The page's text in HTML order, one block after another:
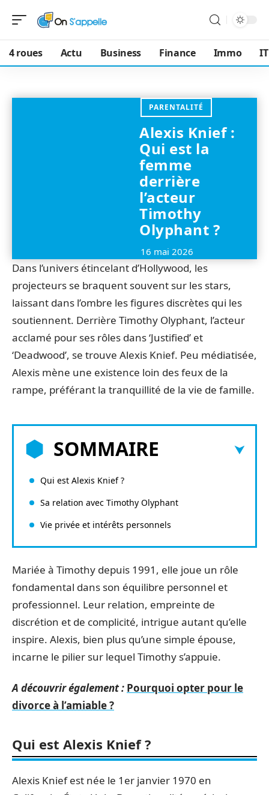
4 roues Actu Business Finance Immo IT
PARENTALITÉ
Alexis Knief :
Qui est la
femme
derrière
l’acteur
Timothy
Olyphant ?
16 mai 2026
Dans l’univers étincelant d’Hollywood, les
projecteurs se braquent souvent sur les stars,
laissant dans l’ombre les figures discrètes qui les
soutiennent. Derrière Timothy Olyphant, l’acteur
acclamé pour ses rôles dans ‘Justified’ et
‘Deadwood’, se trouve Alexis Knief. Peu médiatisée,
Alexis mène une existence loin des feux de la
rampe, préférant la tranquillité de la vie de famille.
SOMMAIRE
Qui est Alexis Knief ?
Sa relation avec Timothy Olyphant
Vie privée et intérêts personnels
Mariée à Timothy depuis 1991, elle joue un rôle
fondamental dans son équilibre personnel et
professionnel. Leur relation, empreinte de
discrétion et de complicité, intrigue autant qu’elle
inspire. Alexis, bien plus qu’une simple épouse,
incarne le pilier sur lequel Timothy s’appuie.
A découvrir également : Pourquoi opter pour le
divorce à l’amiable ?
Qui est Alexis Knief ?
Alexis Knief est née le 1er janvier 1970 en